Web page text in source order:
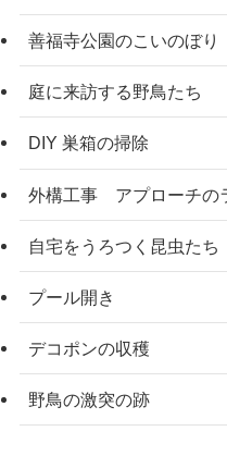
善福寺公園のこいのぼり
庭に来訪する野鳥たち
DIY 巣箱の掃除
外構工事 アプローチ
自宅をうろつく昆虫たち
プール開き
デコポンの収穫
野鳥の激突の跡